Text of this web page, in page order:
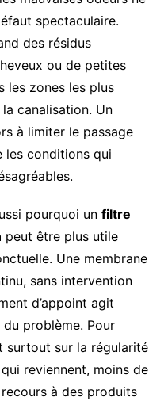
spectaculaire.
des résidus
ou de petites
les zones les plus
canalisation. Un
à limiter le passage
les conditions qui
pourquoi un filtre
peut être plus utile
Une membrane
sans intervention
d’appoint agit
du problème. Pour
surtout sur la régularité
reviennent, moins de
à des produits